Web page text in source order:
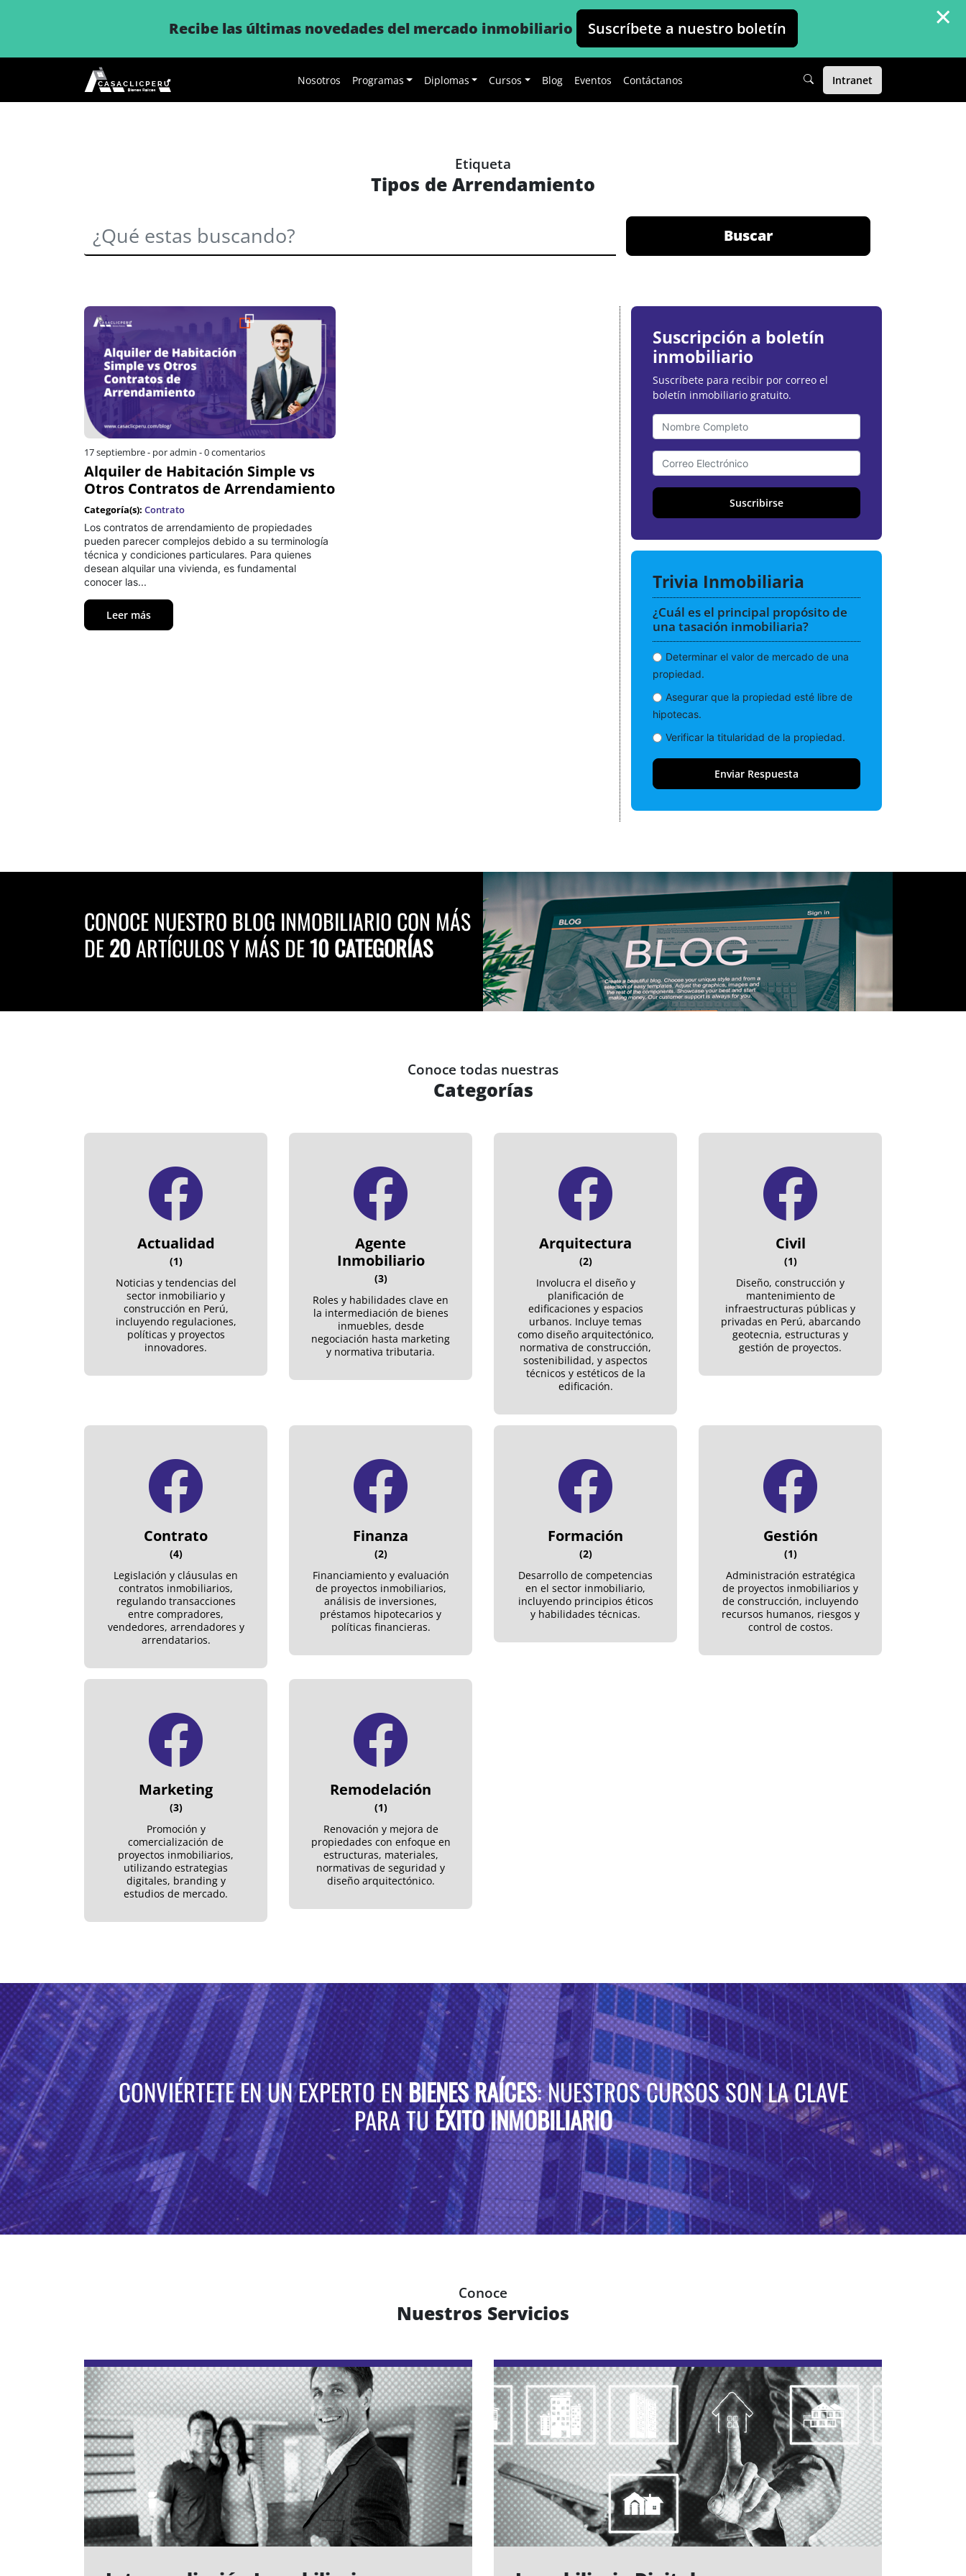
Recibe las últimas novedades del mercado inmobiliario Suscríbete a nuestro boletín ×
Nosotros Programas Diplomas Cursos Blog Eventos Contáctanos Intranet
Etiqueta
Tipos de Arrendamiento
Buscar
17 septiembre- por admin -0 comentarios
Alquiler de Habitación Simple vs
Otros Contratos de Arrendamiento
Categoría(s): Contrato
Los contratos de arrendamiento de propiedades
pueden parecer complejos debido a su terminología
técnica y condiciones particulares. Para quienes
desean alquilar una vivienda, es fundamental
conocer las...
Leer más
Suscripción a boletín
inmobiliario
Suscríbete para recibir por correo el
boletín inmobiliario gratuito.
Suscribirse
Trivia Inmobiliaria
¿Cuál es el principal propósito de
una tasación inmobiliaria?
Determinar el valor de mercado de una
propiedad.
Asegurar que la propiedad esté libre de
hipotecas.
Verificar la titularidad de la propiedad.
CONOCE NUESTRO BLOG INMOBILIARIO CON MÁS
DE20ARTÍCULOS Y MÁS DE10 CATEGORÍAS
Conoce todas nuestras
Categorías
Actualidad
(1)
Noticias y tendencias del
sector inmobiliario y
construcción en Perú,
incluyendo regulaciones,
políticas y proyectos
innovadores.
Agente
Inmobiliario
(3)
Roles y habilidades clave en
la intermediación de bienes
inmuebles, desde
negociación hasta marketing
y normativa tributaria.
Arquitectura
(2)
Involucra el diseño y
planificación de
edificaciones y espacios
urbanos. Incluye temas
como diseño arquitectónico,
normativa de construcción,
sostenibilidad, y aspectos
técnicos y estéticos de la
edificación.
Civil
(1)
Diseño, construcción y
mantenimiento de
infraestructuras públicas y
privadas en Perú, abarcando
geotecnia, estructuras y
gestión de proyectos.
Contrato
(4)
Legislación y cláusulas en
contratos inmobiliarios,
regulando transacciones
entre compradores,
vendedores, arrendadores y
arrendatarios.
Finanza
(2)
Financiamiento y evaluación
de proyectos inmobiliarios,
análisis de inversiones,
préstamos hipotecarios y
políticas financieras.
Formación
(2)
Desarrollo de competencias
en el sector inmobiliario,
incluyendo principios éticos
y habilidades técnicas.
Gestión
(1)
Administración estratégica
de proyectos inmobiliarios y
de construcción, incluyendo
recursos humanos, riesgos y
control de costos.
Marketing
(3)
Promoción y
comercialización de
proyectos inmobiliarios,
utilizando estrategias
digitales, branding y
estudios de mercado.
Remodelación
(1)
Renovación y mejora de
propiedades con enfoque en
estructuras, materiales,
normativas de seguridad y
diseño arquitectónico.
CONVIÉRTETE EN UN EXPERTO ENBIENES RAÍCES: NUESTROS CURSOS SON LA CLAVE
PARA TUÉXITO INMOBILIARIO
Conoce
Nuestros Servicios